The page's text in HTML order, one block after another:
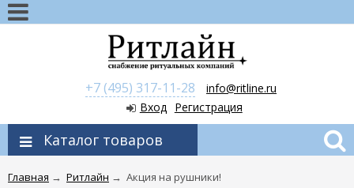
+7 (495) 317-11-28
info@ritline.ru
Вход
Регистрация
Каталог товаров
Главная → Ритлайн → Акция на рушники!